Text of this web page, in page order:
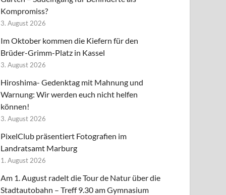
Kompromiss?
3. August 2026
Im Oktober kommen die Kiefern für den
Brüder-Grimm-Platz in Kassel
3. August 2026
Hiroshima- Gedenktag mit Mahnung und
Warnung: Wir werden euch nicht helfen
können!
3. August 2026
PixelClub präsentiert Fotografien im
Landratsamt Marburg
1. August 2026
Am 1. August radelt die Tour de Natur über die
Stadtautobahn – Treff 9.30 am Gymnasium